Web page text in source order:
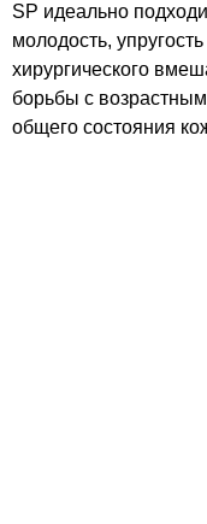
SP идеально
молодость,
хирургического
борьбы с
общего состояния